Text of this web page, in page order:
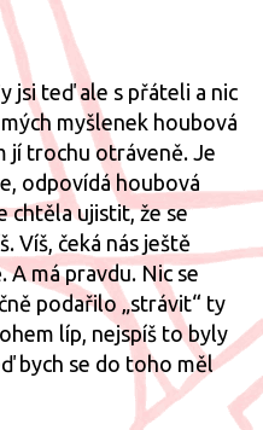
jsi teď ale s přáteli a nic
myšlenek houbová
jí trochu otráveně. Je
odpovídá houbová
chtěla ujistit, že se
Víš, čeká nás ještě
A má pravdu. Nic se
podařilo „strávit“ ty
líp, nejspíš to byly
bych se do toho měl